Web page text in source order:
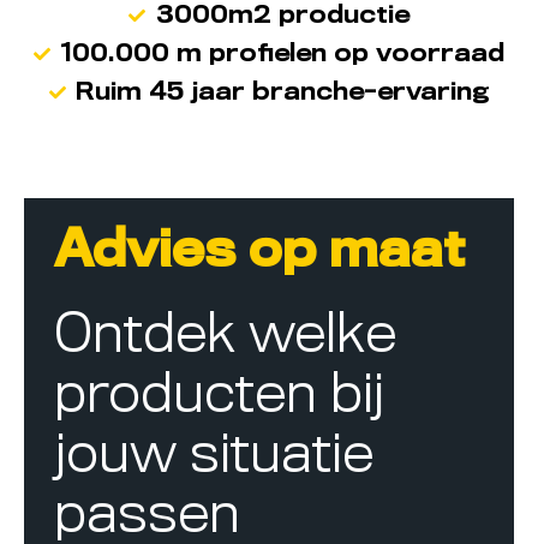
3000m2 productie
100.000 m profielen op voorraad
Ruim 45 jaar branche-ervaring
Advies op maat
Ontdek welke
producten bij
jouw situatie
passen